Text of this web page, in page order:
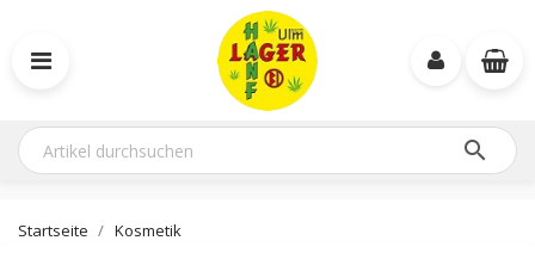

Startseite Kosmetik